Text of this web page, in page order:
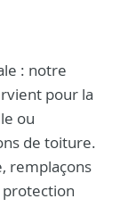
: notre
pour la
ou
de toiture.
remplaçons